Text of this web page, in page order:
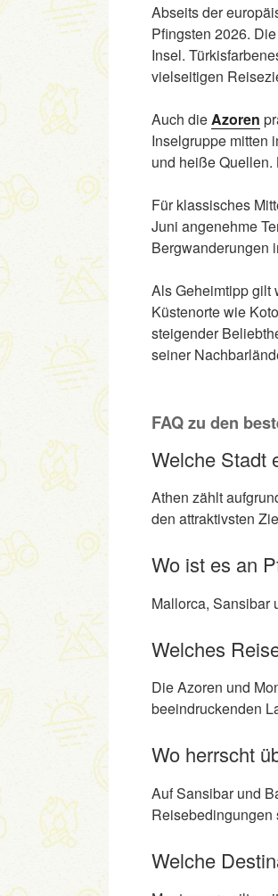
Abseits der
Pfingsten 2026.
Insel.
vielseitigen
Auch dieAzoren
Inselgruppe mitten
und heiße Quellen.
Für klassisches
Juni angenehme
Bergwanderungen
Als Geheimtipp gilt
Küstenorte wie
steigender
seiner
FAQ zu den
Welche Stadt
Athen zählt
den attraktivsten
Wo ist es an
Mallorca, Sansibar
Welches
Die Azoren und
beeindruckenden
Wo herrscht
Auf Sansibar und
Reisebedingungen
Welche